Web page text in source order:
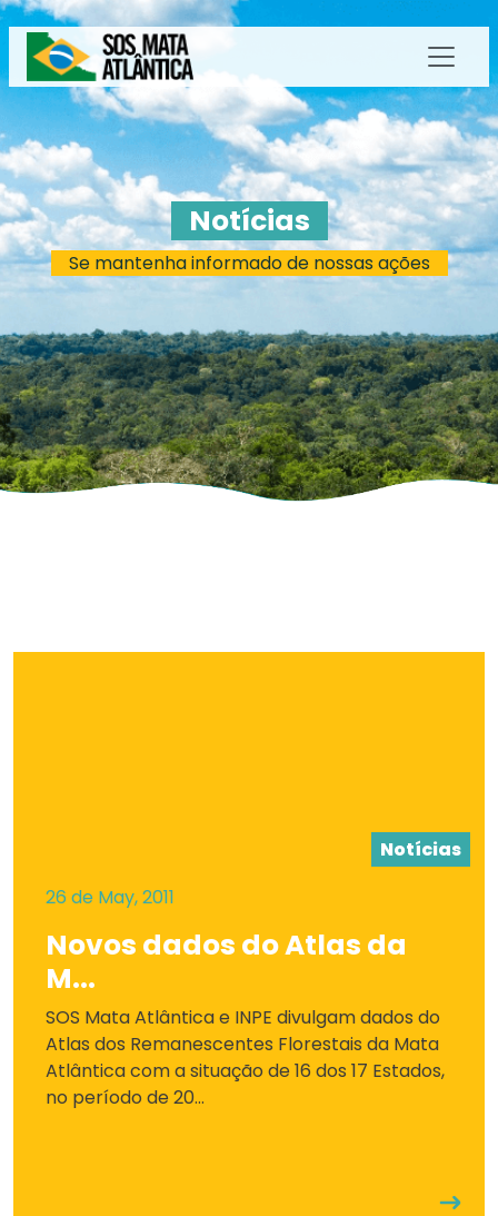
Notícias
Se mantenha informado de nossas ações
Notícias
26 de May, 2011
Novos dados do Atlas da
M...
SOS Mata Atlântica e INPE divulgam dados do
Atlas dos Remanescentes Florestais da Mata
Atlântica com a situação de 16 dos 17 Estados,
no período de 20...